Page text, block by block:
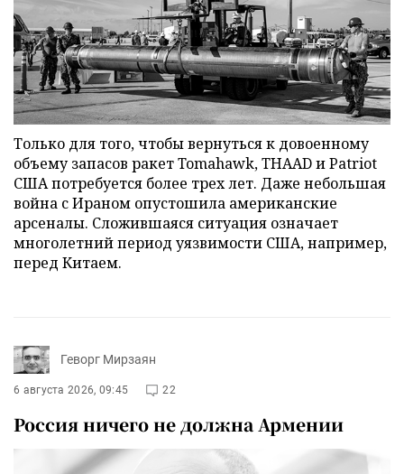
Только для того, чтобы вернуться к довоенному
объему запасов ракет Tomahawk, THAAD и Patriot
США потребуется более трех лет. Даже небольшая
война с Ираном опустошила американские
арсеналы. Сложившаяся ситуация означает
многолетний период уязвимости США, например,
перед Китаем.
Геворг Мирзаян
6 августа 2026, 09:45 22
Россия ничего не должна Армении